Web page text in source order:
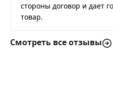
стороны договор и дает
товар.
Смотреть все отзывы